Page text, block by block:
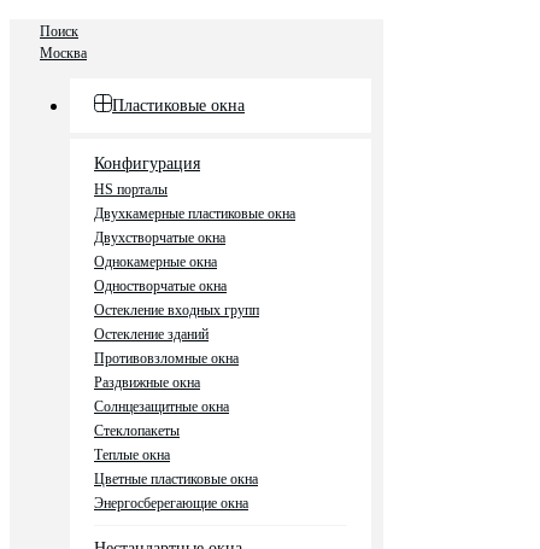
Поиск
Москва
Пластиковые окна
Конфигурация
HS порталы
Двухкамерные пластиковые окна
Двухстворчатые окна
Однокамерные окна
Одностворчатые окна
Остекление входных групп
Остекление зданий
Противовзломные окна
Раздвижные окна
Солнцезащитные окна
Стеклопакеты
Теплые окна
Цветные пластиковые окна
Энергосберегающие окна